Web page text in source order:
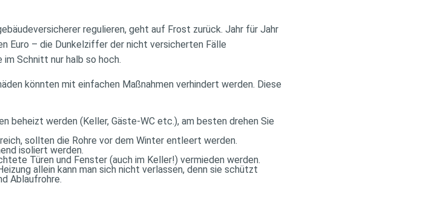
regulieren, geht auf Frost zurück. Jahr für Jahr
Euro – die Dunkelziffer der nicht versicherten Fälle
im Schnitt nur halb so hoch.
könnten mit einfachen Maßnahmen verhindert werden. Diese
beheizt werden (Keller, Gäste-WC etc.), am besten drehen Sie
sollten die Rohre vor dem Winter entleert werden.
isoliert werden.
Türen und Fenster (auch im Keller!) vermieden werden.
allein kann man sich nicht verlassen, denn sie schützt
Ablaufrohre.